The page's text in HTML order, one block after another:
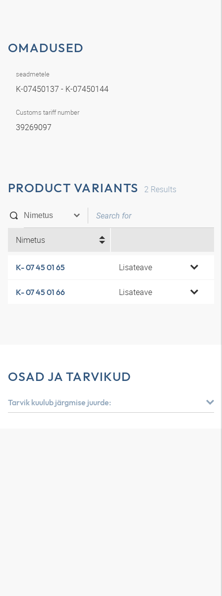
OMADUSED
seadmetele
K-07450137 - K-07450144
Customs tariff number
39269097
PRODUCT VARIANTS 2 Results
Nimetus
K- 07 45 01 65 Lisateave
K- 07 45 01 66 Lisateave
OSAD JA TARVIKUD
Tarvik kuulub järgmise juurde: